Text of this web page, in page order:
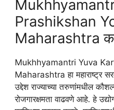
Prashikshan
Maharashtra
Mukhhyamantri Yuva
Maharashtra हा महाराष्ट्र
उद्देश राज्याच्या तरुणांमधील
रोजगारक्षमता वाढवणे आहे. हे उद्योग